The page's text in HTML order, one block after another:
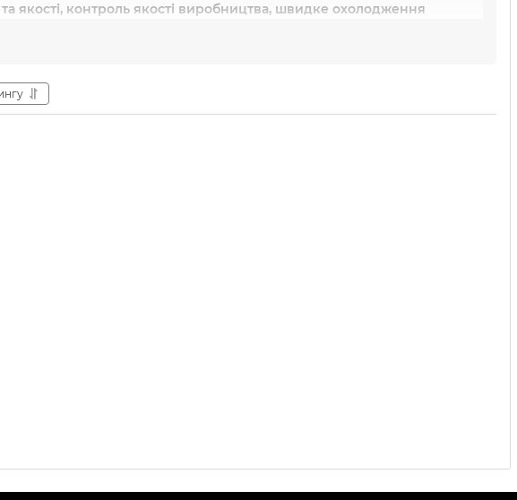
якості, контроль якості виробництва, швидке охолодження
надаємо сертифікат якості та гарантуємо оригінальність